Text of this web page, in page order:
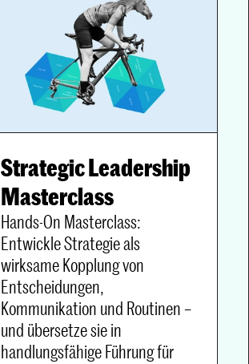
Strategic Leadership
Hands-On Masterclass:
Entwickle Strategie als
wirksame Kopplung von
Entscheidungen,
Kommunikation und Routinen –
und übersetze sie in
handlungsfähige Führung für